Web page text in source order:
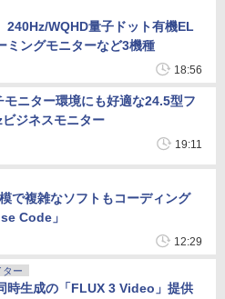
240Hz/WQHD量子ドット有機EL
ミングモニターなど3機種
18:56
モニター環境にも好適な24.5型フ
ジネスモニター
19:11
で複雑なソフトもコーディング
Code」
12:29
ター
時生成の「FLUX 3 Video」提供